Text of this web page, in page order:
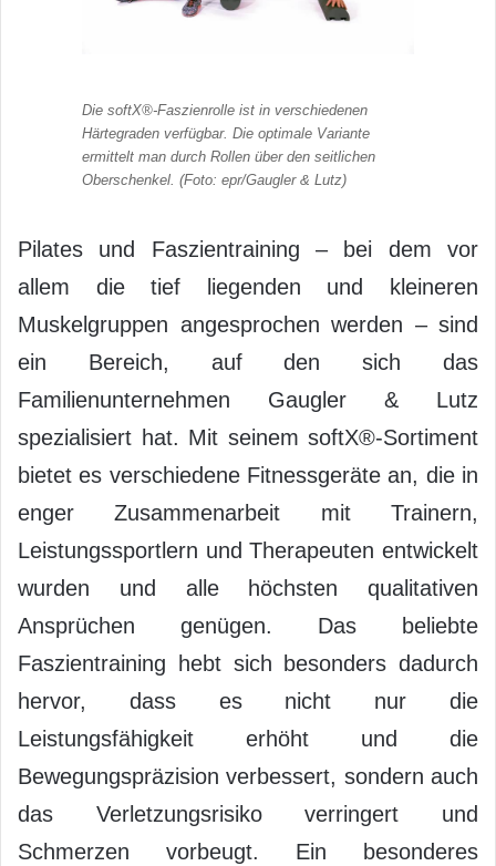
Die softX®-Faszienrolle ist in verschiedenen
Härtegraden verfügbar. Die optimale Variante
ermittelt man durch Rollen über den seitlichen
Oberschenkel. (Foto: epr/Gaugler & Lutz)
Pilates und Faszientraining – bei dem vor
allem die tief liegenden und kleineren
Muskelgruppen angesprochen werden – sind
ein Bereich, auf den sich das
Familienunternehmen Gaugler & Lutz
spezialisiert hat. Mit seinem softX®-Sortiment
bietet es verschiedene Fitnessgeräte an, die in
enger Zusammenarbeit mit Trainern,
Leistungssportlern und Therapeuten entwickelt
wurden und alle höchsten qualitativen
Ansprüchen genügen. Das beliebte
Faszientraining hebt sich besonders dadurch
hervor, dass es nicht nur die
Leistungsfähigkeit erhöht und die
Bewegungspräzision verbessert, sondern auch
das Verletzungsrisiko verringert und
Schmerzen vorbeugt. Ein besonderes